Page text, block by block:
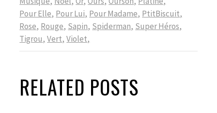
Pour Elle Pour Lui Pour Madame PtitBiscuit
Rose Rouge Sapin Spiderman Super Héros
Tigrou Vert Violet
RELATED POSTS